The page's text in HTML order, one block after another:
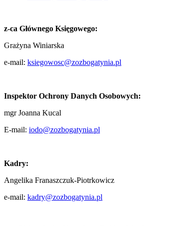
z-ca Głównego Księgowego:
Grażyna Winiarska
e-mail: ksiegowosc@zozbogatynia.pl
Inspektor Ochrony Danych Osobowych:
mgr Joanna Kucal
E-mail: iodo@zozbogatynia.pl
Kadry:
Angelika Franaszczuk-Piotrkowicz
e-mail: kadry@zozbogatynia.pl